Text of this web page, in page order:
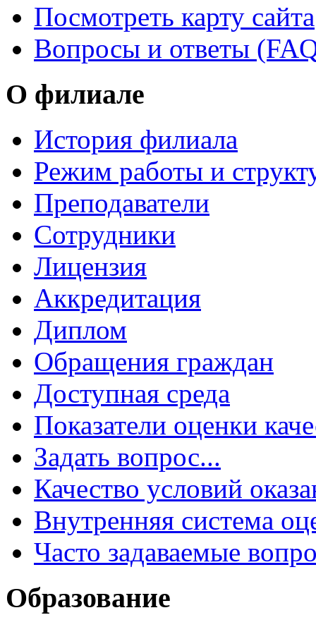
Посмотреть карту сайта
Вопросы и ответы
О филиале
История филиала
Режим работы и
Преподаватели
Сотрудники
Лицензия
Аккредитация
Диплом
Обращения граждан
Доступная среда
Показатели оценки
Задать вопрос...
Качество условий
Внутренняя система
Часто задаваемые
Образование